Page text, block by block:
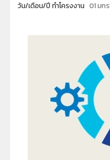
วัน/เดือน/ปี ทำโครงงาน 01 มก